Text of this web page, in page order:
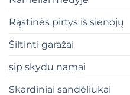
Rąstinės pirtys iš sienojų
Šiltinti garažai
sip skydu namai
Skardiniai sandėliukai